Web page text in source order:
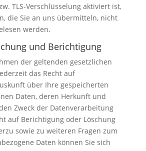
TLS-Verschlüsselung aktiviert ist,
die Sie an uns übermitteln, nicht
werden.
und Berichtigung
der geltenden gesetzlichen
das Recht auf
über Ihre gespeicherten
Daten, deren Herkunft und
Zweck der Datenverarbeitung
auf Berichtigung oder Löschung
sowie zu weiteren Fragen zum
Daten können Sie sich